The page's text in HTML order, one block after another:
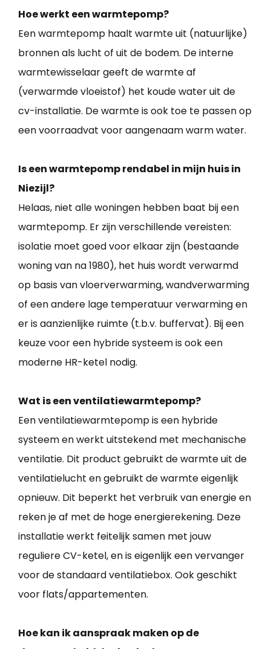
Hoe werkt een warmtepomp?
Een warmtepomp haalt warmte uit (natuurlijke)
bronnen als lucht of uit de bodem. De interne
warmtewisselaar geeft de warmte af
(verwarmde vloeistof) het koude water uit de
cv-installatie. De warmte is ook toe te passen op
een voorraadvat voor aangenaam warm water.
Is een warmtepomp rendabel in mijn huis in
Niezijl?
Helaas, niet alle woningen hebben baat bij een
warmtepomp. Er zijn verschillende vereisten:
isolatie moet goed voor elkaar zijn (bestaande
woning van na 1980), het huis wordt verwarmd
op basis van vloerverwarming, wandverwarming
of een andere lage temperatuur verwarming en
er is aanzienlijke ruimte (t.b.v. buffervat). Bij een
keuze voor een hybride systeem is ook een
moderne HR-ketel nodig.
Wat is een ventilatiewarmtepomp?
Een ventilatiewarmtepomp is een hybride
systeem en werkt uitstekend met mechanische
ventilatie. Dit product gebruikt de warmte uit de
ventilatielucht en gebruikt de warmte eigenlijk
opnieuw. Dit beperkt het verbruik van energie en
reken je af met de hoge energierekening. Deze
installatie werkt feitelijk samen met jouw
reguliere CV-ketel, en is eigenlijk een vervanger
voor de standaard ventilatiebox. Ook geschikt
voor flats/appartementen.
Hoe kan ik aanspraak maken op de